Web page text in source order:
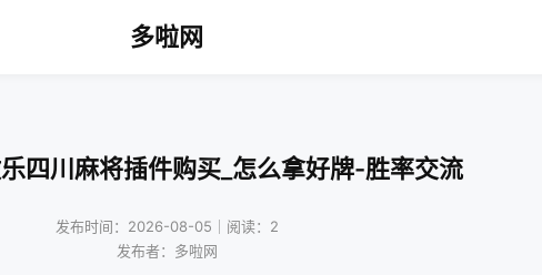
多啦网
四川麻将插件购买_怎么拿好牌-胜率交流
发布时间：2026-08-05｜阅读：2
发布者：多啦网